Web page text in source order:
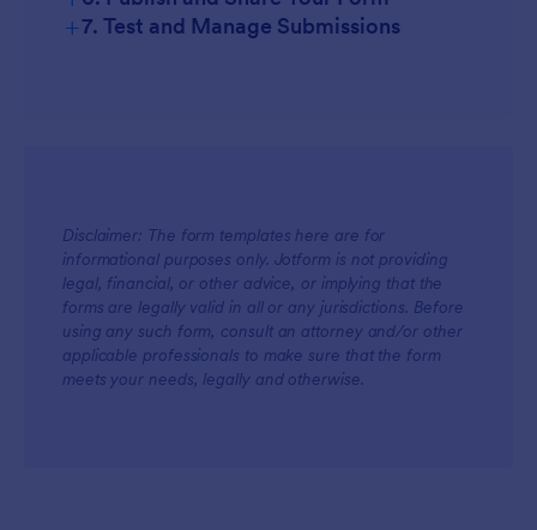
+7. Test and Manage Submissions
Disclaimer: The form templates here are for
informational purposes only. Jotform is not providing
legal, financial, or other advice, or implying that the
forms are legally valid in all or any jurisdictions. Before
using any such form, consult an attorney and/or other
applicable professionals to make sure that the form
meets your needs, legally and otherwise.